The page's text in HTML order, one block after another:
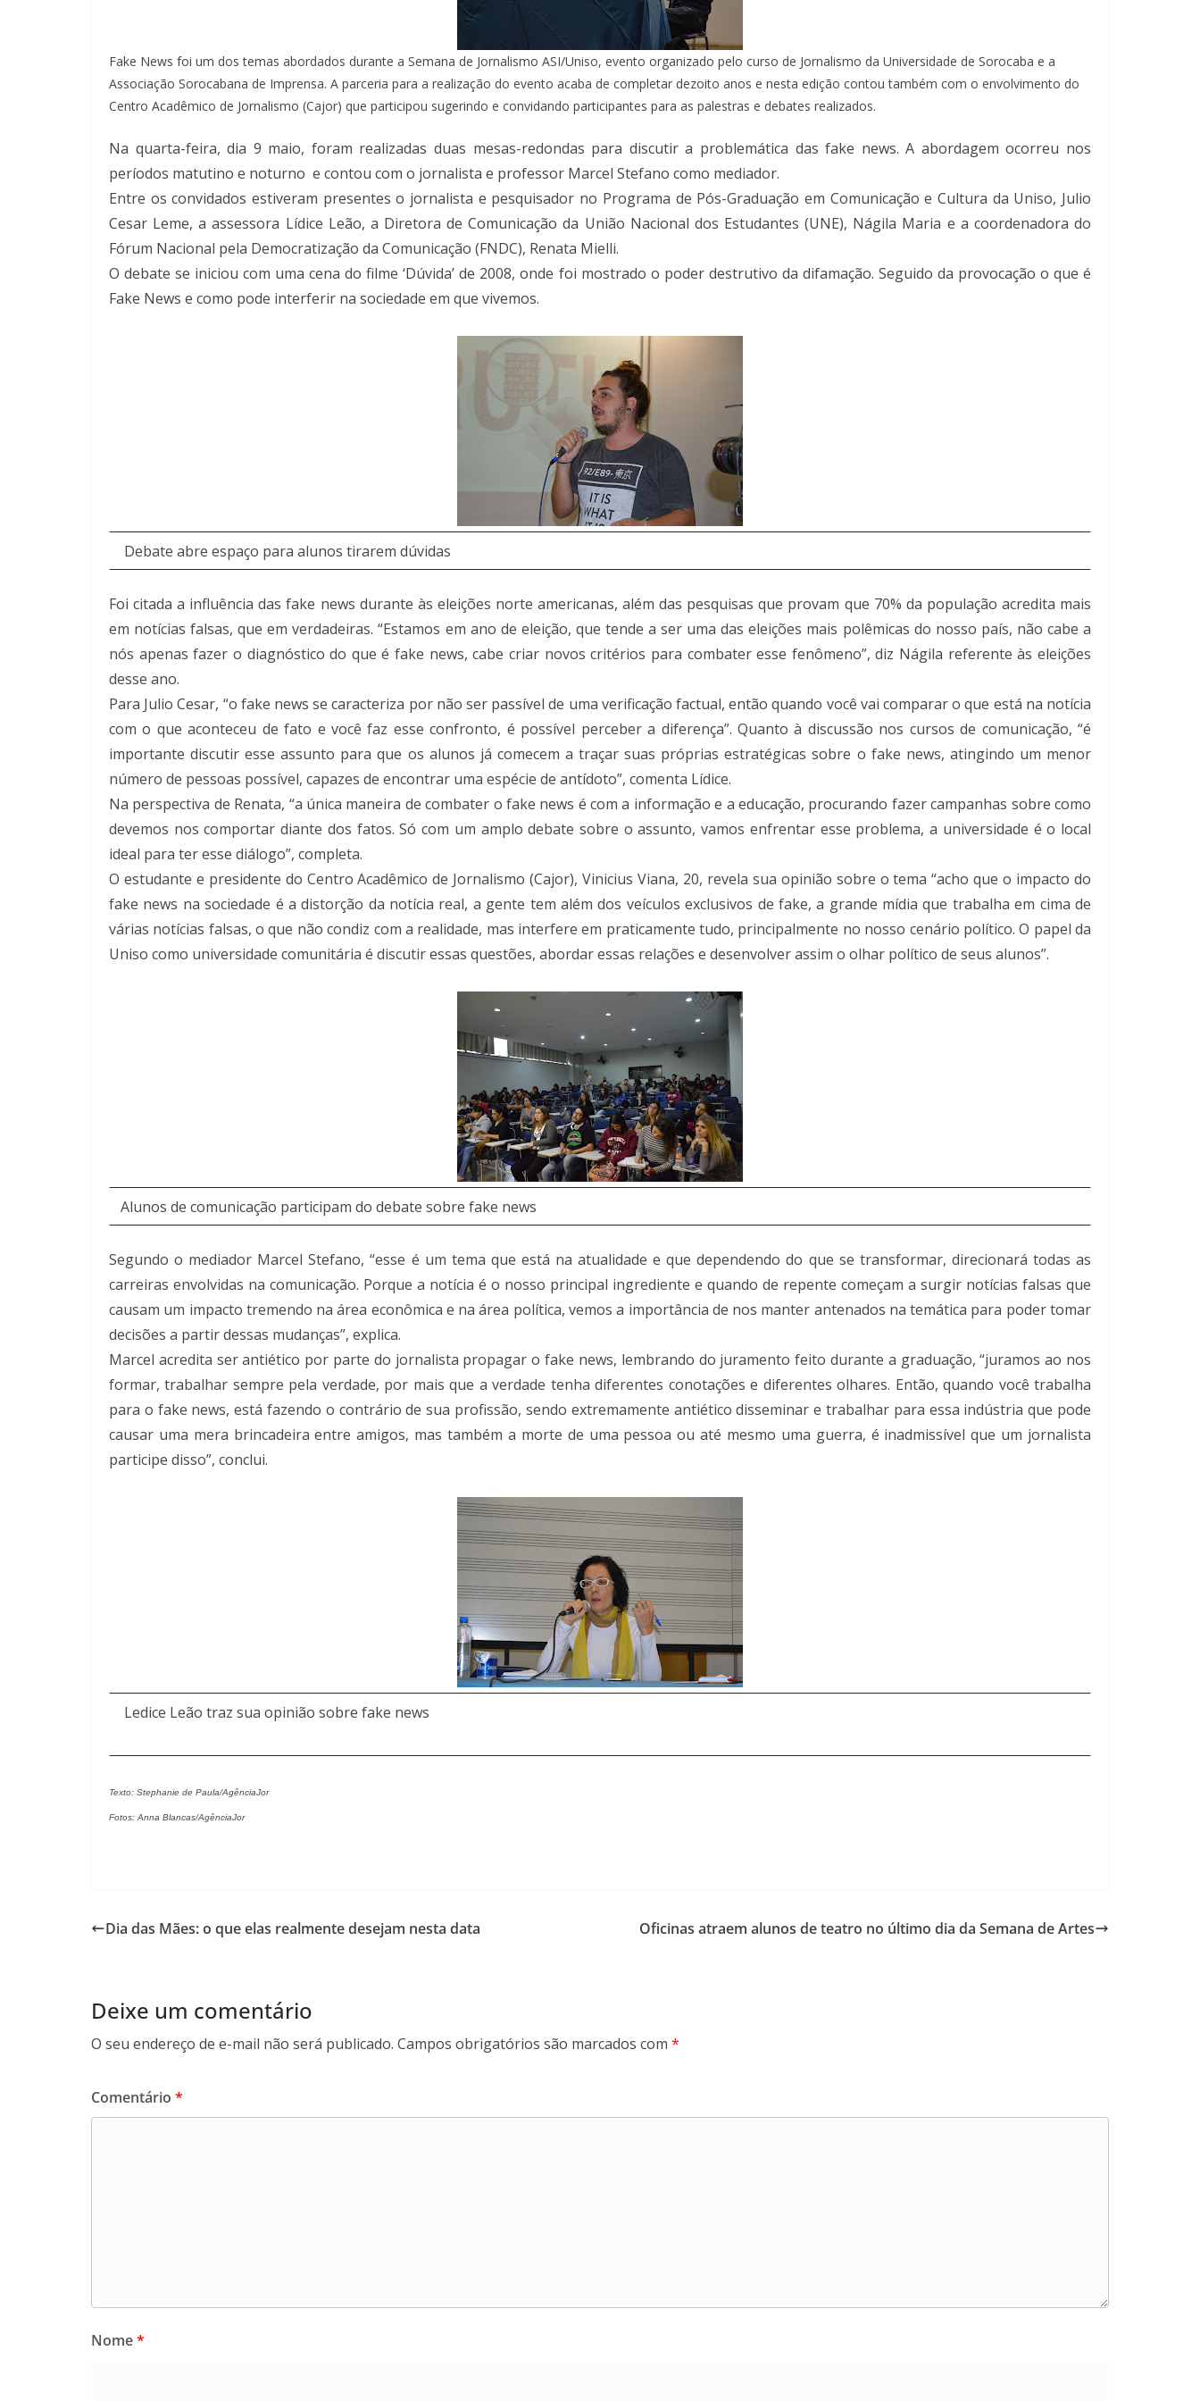
Fake News foi um dos temas abordados durante a Semana de Jornalismo ASI/Uniso, evento organizado pelo curso de Jornalismo da Universidade de Sorocaba e a
Associação Sorocabana de Imprensa. A parceria para a realização do evento acaba de completar dezoito anos e nesta edição contou também com o envolvimento do
Centro Acadêmico de Jornalismo (Cajor) que participou sugerindo e convidando participantes para as palestras e debates realizados.
Na quarta-feira, dia 9 maio, foram realizadas duas mesas-redondas para discutir a problemática das fake news. A abordagem ocorreu nos
períodos matutino e noturno e contou com o jornalista e professor Marcel Stefano como mediador.
Entre os convidados estiveram presentes o jornalista e pesquisador no Programa de Pós-Graduação em Comunicação e Cultura da Uniso, Julio
Cesar Leme, a assessora Lídice Leão, a Diretora de Comunicação da União Nacional dos Estudantes (UNE), Nágila Maria e a coordenadora do
Fórum Nacional pela Democratização da Comunicação (FNDC), Renata Mielli.
O debate se iniciou com uma cena do filme ‘Dúvida’ de 2008, onde foi mostrado o poder destrutivo da difamação. Seguido da provocação o que é
Fake News e como pode interferir na sociedade em que vivemos.
Debate abre espaço para alunos tirarem dúvidas
Foi citada a influência das fake news durante às eleições norte americanas, além das pesquisas que provam que 70% da população acredita mais
em notícias falsas, que em verdadeiras. “Estamos em ano de eleição, que tende a ser uma das eleições mais polêmicas do nosso país, não cabe a
nós apenas fazer o diagnóstico do que é fake news, cabe criar novos critérios para combater esse fenômeno”, diz Nágila referente às eleições
desse ano.
Para Julio Cesar, “o fake news se caracteriza por não ser passível de uma verificação factual, então quando você vai comparar o que está na notícia
com o que aconteceu de fato e você faz esse confronto, é possível perceber a diferença”. Quanto à discussão nos cursos de comunicação, “é
importante discutir esse assunto para que os alunos já comecem a traçar suas próprias estratégicas sobre o fake news, atingindo um menor
número de pessoas possível, capazes de encontrar uma espécie de antídoto”, comenta Lídice.
Na perspectiva de Renata, “a única maneira de combater o fake news é com a informação e a educação, procurando fazer campanhas sobre como
devemos nos comportar diante dos fatos. Só com um amplo debate sobre o assunto, vamos enfrentar esse problema, a universidade é o local
ideal para ter esse diálogo”, completa.
O estudante e presidente do Centro Acadêmico de Jornalismo (Cajor), Vinicius Viana, 20, revela sua opinião sobre o tema “acho que o impacto do
fake news na sociedade é a distorção da notícia real, a gente tem além dos veículos exclusivos de fake, a grande mídia que trabalha em cima de
várias notícias falsas, o que não condiz com a realidade, mas interfere em praticamente tudo, principalmente no nosso cenário político. O papel da
Uniso como universidade comunitária é discutir essas questões, abordar essas relações e desenvolver assim o olhar político de seus alunos”.
Alunos de comunicação participam do debate sobre fake news
Segundo o mediador Marcel Stefano, “esse é um tema que está na atualidade e que dependendo do que se transformar, direcionará todas as
carreiras envolvidas na comunicação. Porque a notícia é o nosso principal ingrediente e quando de repente começam a surgir notícias falsas que
causam um impacto tremendo na área econômica e na área política, vemos a importância de nos manter antenados na temática para poder tomar
decisões a partir dessas mudanças”, explica.
Marcel acredita ser antiético por parte do jornalista propagar o fake news, lembrando do juramento feito durante a graduação, “juramos ao nos
formar, trabalhar sempre pela verdade, por mais que a verdade tenha diferentes conotações e diferentes olhares. Então, quando você trabalha
para o fake news, está fazendo o contrário de sua profissão, sendo extremamente antiético disseminar e trabalhar para essa indústria que pode
causar uma mera brincadeira entre amigos, mas também a morte de uma pessoa ou até mesmo uma guerra, é inadmissível que um jornalista
participe disso”, conclui.
Ledice Leão traz sua opinião sobre fake news
Texto: Stephanie de Paula/AgênciaJor
Fotos: Anna Blancas/AgênciaJor
Dia das Mães: o que elas realmente desejam nesta data Oficinas atraem alunos de teatro no último dia da Semana de Artes
Deixe um comentário
O seu endereço de e-mail não será publicado. Campos obrigatórios são marcados com *
Comentário *
Nome*